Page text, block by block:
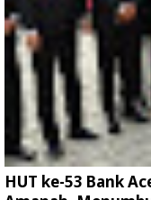
HUT ke-53 Bank